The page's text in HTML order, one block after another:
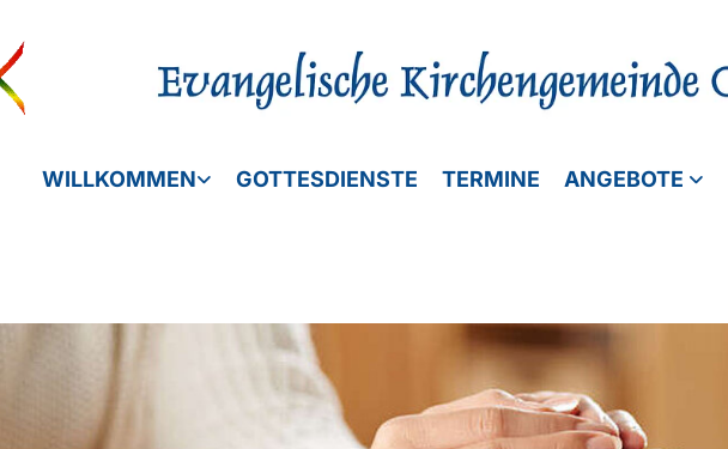
WILLKOMMEN GOTTESDIENSTE TERMINE ANGEBOTE